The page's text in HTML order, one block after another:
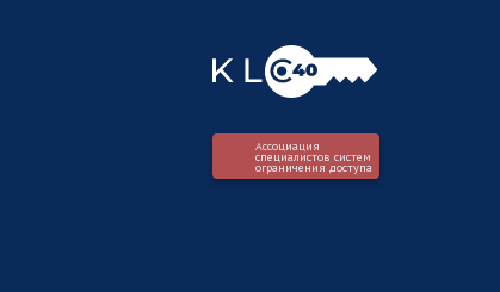
Ассоциация
специалистов систем
ограничения доступа